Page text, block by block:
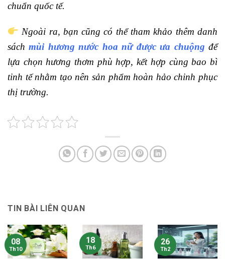
chuẩn quốc tế.
Ngoài ra, bạn cũng có thể tham khảo thêm danh
sáchmùi hương nước hoa nữ được ưa chuộng để
lựa chọn hương thơm phù hợp, kết hợp cùng bao bì
tinh tế nhằm tạo nên sản phẩm hoàn hảo chinh phục
thị trường.
TIN BÀI LIÊN QUAN
08
Th10
18
Th6
26
Th2